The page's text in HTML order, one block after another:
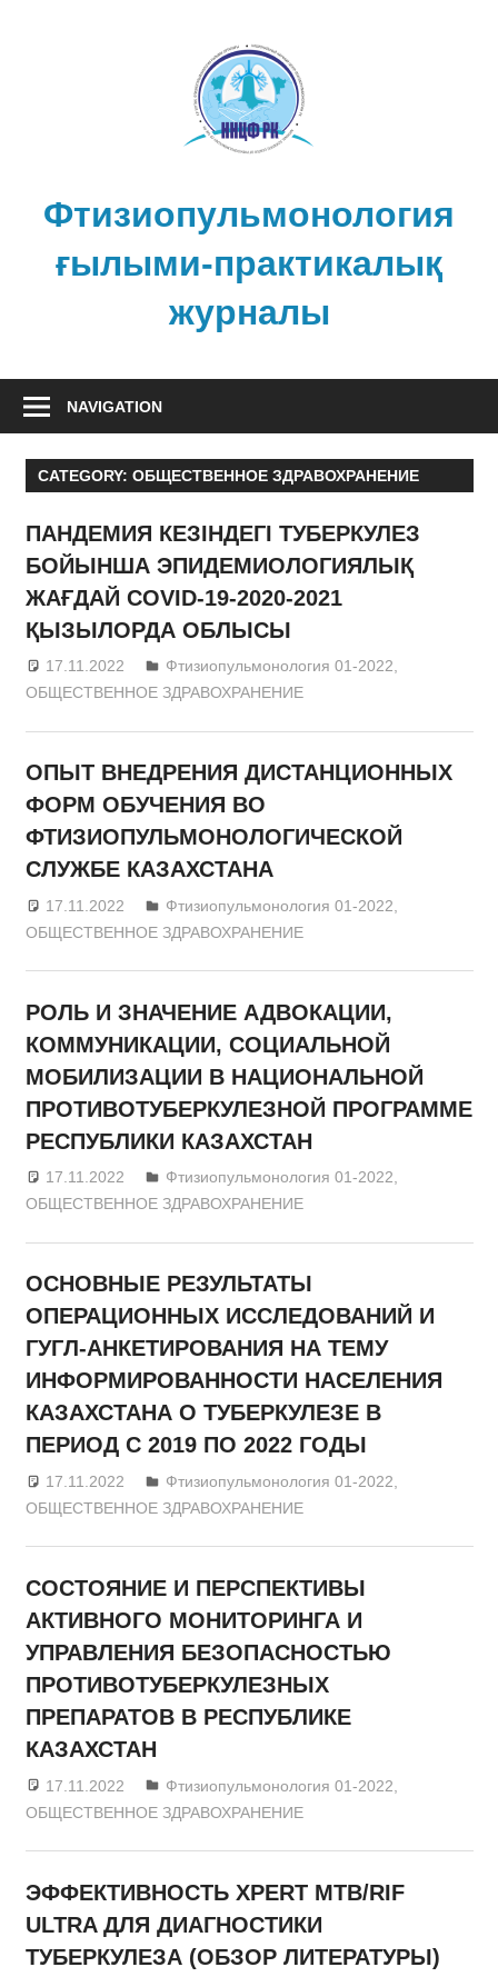
Фтизиопульмонология
ғылыми-практикалық
журналы
NAVIGATION
CATEGORY: ОБЩЕСТВЕННОЕ ЗДРАВОХРАНЕНИЕ
ПАНДЕМИЯ КЕЗІНДЕГІ ТУБЕРКУЛЕЗ
БОЙЫНША ЭПИДЕМИОЛОГИЯЛЫҚ
ЖАҒДАЙ COVID-19-2020-2021
ҚЫЗЫЛОРДА ОБЛЫСЫ
17.11.2022 admin
Фтизиопульмонология 01-2022
ОБЩЕСТВЕННОЕ ЗДРАВОХРАНЕНИЕ
ОПЫТ ВНЕДРЕНИЯ ДИСТАНЦИОННЫХ
ФОРМ ОБУЧЕНИЯ ВО
ФТИЗИОПУЛЬМОНОЛОГИЧЕСКОЙ
СЛУЖБЕ КАЗАХСТАНА
17.11.2022 admin
Фтизиопульмонология 01-2022
ОБЩЕСТВЕННОЕ ЗДРАВОХРАНЕНИЕ
РОЛЬ И ЗНАЧЕНИЕ АДВОКАЦИИ,
КОММУНИКАЦИИ, СОЦИАЛЬНОЙ
МОБИЛИЗАЦИИ В НАЦИОНАЛЬНОЙ
ПРОТИВОТУБЕРКУЛЕЗНОЙ ПРОГРАММЕ
РЕСПУБЛИКИ КАЗАХСТАН
17.11.2022 admin
Фтизиопульмонология 01-2022,
ОБЩЕСТВЕННОЕ ЗДРАВОХРАНЕНИЕ
ОСНОВНЫЕ РЕЗУЛЬТАТЫ
ОПЕРАЦИОННЫХ ИССЛЕДОВАНИЙ И
ГУГЛ-АНКЕТИРОВАНИЯ НА ТЕМУ
ИНФОРМИРОВАННОСТИ НАСЕЛЕНИЯ
КАЗАХСТАНА О ТУБЕРКУЛЕЗЕ В
ПЕРИОД С 2019 ПО 2022 ГОДЫ
17.11.2022 admin
Фтизиопульмонология 01-2022
ОБЩЕСТВЕННОЕ ЗДРАВОХРАНЕНИЕ
СОСТОЯНИЕ И ПЕРСПЕКТИВЫ
АКТИВНОГО МОНИТОРИНГА И
УПРАВЛЕНИЯ БЕЗОПАСНОСТЬЮ
ПРОТИВОТУБЕРКУЛЕЗНЫХ
ПРЕПАРАТОВ В РЕСПУБЛИКЕ
КАЗАХСТАН
17.11.2022 admin
Фтизиопульмонология 01-2022
ОБЩЕСТВЕННОЕ ЗДРАВОХРАНЕНИЕ
ЭФФЕКТИВНОСТЬ XPERT MTB/RIF
ULTRA ДЛЯ ДИАГНОСТИКИ
ТУБЕРКУЛЕЗА (ОБЗОР ЛИТЕРАТУРЫ)